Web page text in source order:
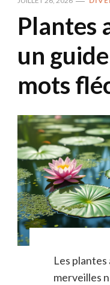
Plantes
un
mots
Les
merveilles